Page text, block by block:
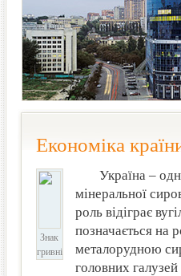
Економіка
Знак
гривні
Україна –
мінеральної
роль відіграє
позначається на
металорудною
головних